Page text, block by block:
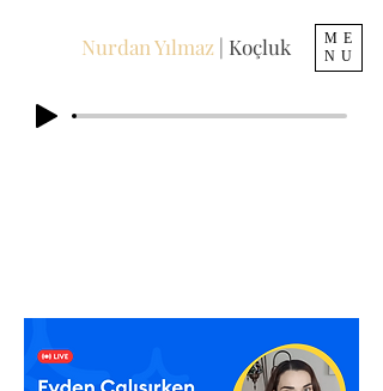
ME
NU
Nurdan Yılmaz | Koçluk